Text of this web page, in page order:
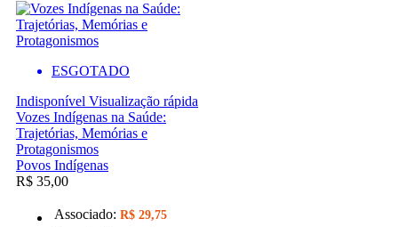
ESGOTADO
Indisponível Visualização rápida
Vozes Indígenas na Saúde:
Trajetórias, Memórias e
Protagonismos
Povos Indígenas
R$ 35,00
Associado: R$ 29,75